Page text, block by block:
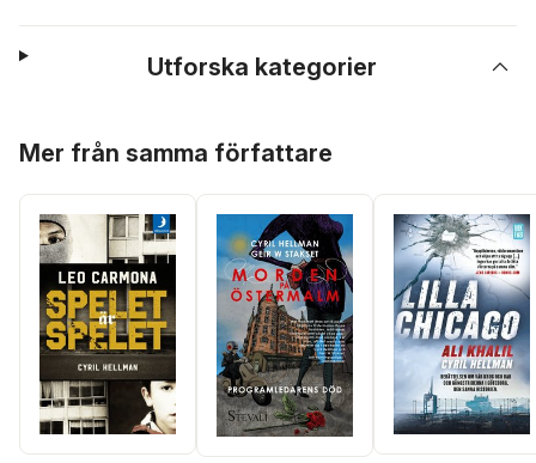
Utforska kategorier
Mer från samma författare